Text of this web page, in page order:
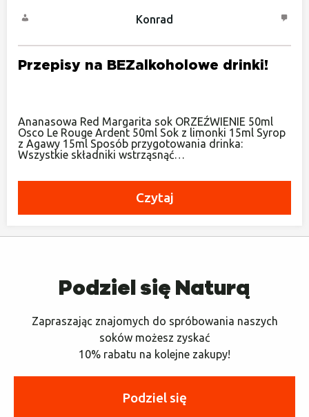
Konrad
Przepisy na BEZalkoholowe drinki!
Ananasowa Red Margarita sok ORZEŹWIENIE 50ml
Osco Le Rouge Ardent 50ml Sok z limonki 15ml Syrop
z Agawy 15ml Sposób przygotowania drinka:
Wszystkie składniki wstrząsnąć…
Czytaj
Podziel się Naturą
Zapraszając znajomych do spróbowania naszych
soków możesz zyskać
10% rabatu na kolejne zakupy!
Podziel się